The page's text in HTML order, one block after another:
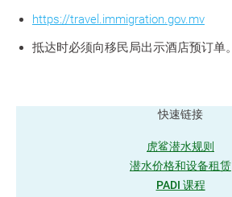
https://travel.immigration.gov.mv
抵达时必须向移民局出示酒店预订单。
快速链接
虎鲨潜水规则
潜水价格和设备租赁
PADI 课程